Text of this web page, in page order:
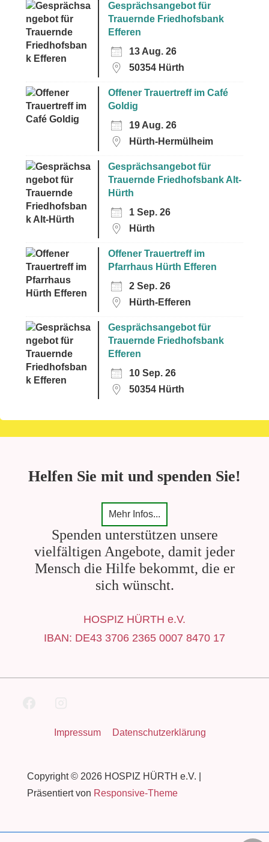
Gesprächsangebot für
Trauernde Friedhofsbank
Efferen
13 Aug. 26
50354 Hürth
Offener Trauertreff im Café
Goldig
19 Aug. 26
Hürth-Hermülheim
Gesprächsangebot für
Trauernde Friedhofsbank Alt-
Hürth
1 Sep. 26
Hürth
Offener Trauertreff im
Pfarrhaus Hürth Efferen
2 Sep. 26
Hürth-Efferen
Gesprächsangebot für
Trauernde Friedhofsbank
Efferen
10 Sep. 26
50354 Hürth
Helfen Sie mit und spenden Sie!
Mehr Infos...
Spenden unterstützen unsere
vielfältigen Angebote, damit jeder
Mensch die Hilfe bekommt, die er
sich wünscht.
HOSPIZ HÜRTH e.V.
IBAN: DE43 3706 2365 0007 8470 17
Footer-Impressum Datenschutzerklärung
Copyright © 2026 HOSPIZ HÜRTH e.V.
Präsentiert von Responsive-Theme